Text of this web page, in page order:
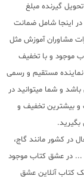
گیرنده مبلغ
اینجا شامل ضمانت
مشاوران آموزش مثل
موجود و با تخفیف
مستقیم و رسمی
و شما میتوانید در
و بیشترین تخفیف و
در کشور مانند گاج،
... در عشق کتاب موجود
کتاب آنلاین عشق